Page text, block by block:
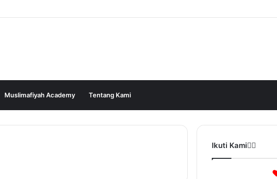
Muslimafiyah Academy Tentang Kami
Ikuti Kami❤️‍🔥